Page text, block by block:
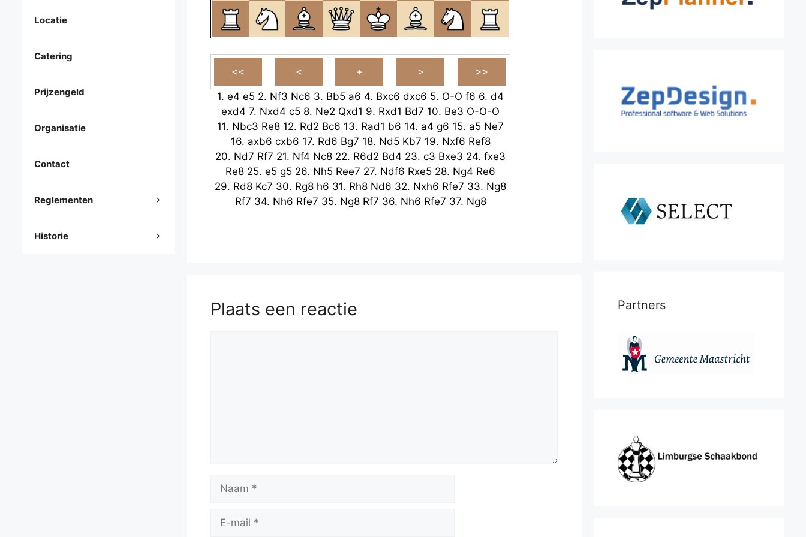
1. e4 e5 2. Nf3 Nc6 3. Bb5 a6 4. Bxc6 dxc6 5. O-O f6 6. d4
exd4 7. Nxd4 c5 8. Ne2 Qxd1 9. Rxd1 Bd7 10. Be3 O-O-O
11. Nbc3 Re8 12. Rd2 Bc6 13. Rad1 b6 14. a4 g6 15. a5 Ne7
16. axb6 cxb6 17. Rd6 Bg7 18. Nd5 Kb7 19. Nxf6 Ref8
20. Nd7 Rf7 21. Nf4 Nc8 22. R6d2 Bd4 23. c3 Bxe3 24. fxe3
Re8 25. e5 g5 26. Nh5 Ree7 27. Ndf6 Rxe5 28. Ng4 Re6
29. Rd8 Kc7 30. Rg8 h6 31. Rh8 Nd6 32. Nxh6 Rfe7 33. Ng8
Rf7 34. Nh6 Rfe7 35. Ng8 Rf7 36. Nh6 Rfe7 37. Ng8
Plaats een reactie
mail
Locatie
Catering
Prijzengeld
Organisatie
Contact
Reglementen
Historie
Partners